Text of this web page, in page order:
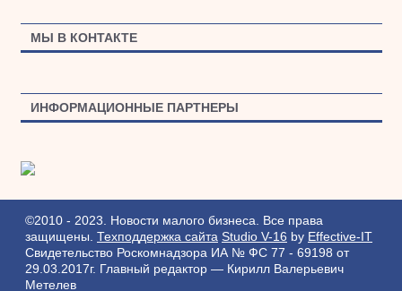
МЫ В КОНТАКТЕ
ИНФОРМАЦИОННЫЕ ПАРТНЕРЫ
©2010 - 2023. Новости малого бизнеса. Все права
защищены. Техподдержка сайта Studio V-16 by Effective-IT
Свидетельство Роскомнадзора ИА № ФС 77 - 69198 от
29.03.2017г.